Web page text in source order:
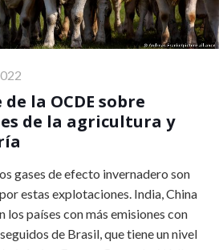
la OCDE sobre
de la agricultura y
gases de efecto invernadero son
estas explotaciones. India, China
los países con más emisiones con
de Brasil, que tiene un nivel